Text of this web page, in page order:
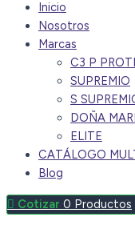
Inicio
Nosotros
Marcas
C3 P
SUPREMIO
S
DOÑA
ELITE
CATÁLOGO
Blog
0 Productos